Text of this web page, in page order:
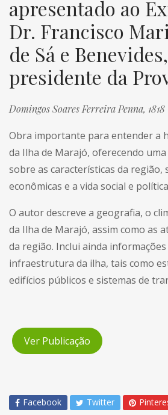
apresentado ao
Dr. Francisco
de Sá e Benevides,
presidente da
Domingos Soares Ferreira Penna,
Obra importante para entender a
da Ilha de Marajó, oferecendo
sobre as características da região,
econômicas e a vida social e
O autor descreve a geografia, o
da Ilha de Marajó, assim como as
da região. Inclui ainda
infraestrutura da ilha, tais como
edifícios públicos e sistemas de
Ver Publicação
Facebook Twitter